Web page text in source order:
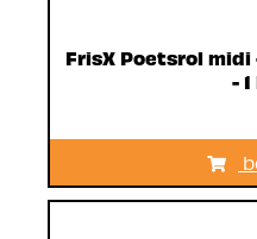
FrisX Poetsrol
-